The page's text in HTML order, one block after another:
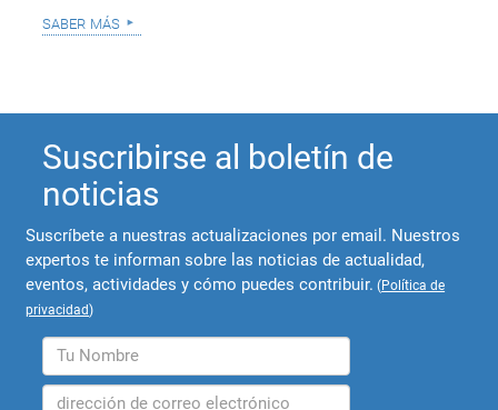
saber más
Suscribirse al boletín de
noticias
Suscríbete a nuestras actualizaciones por email. Nuestros
expertos te informan sobre las noticias de actualidad,
eventos, actividades y cómo puedes contribuir. (Política de
privacidad)